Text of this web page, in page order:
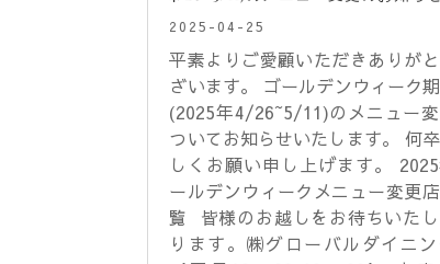
2025-04-25
平素よりご愛顧いただきありが
ざいます。 ゴールデンウィーク
(2025年4/26~5/11)のメニュー
ついてお知らせいたします。 何
しくお願い申し上げます。
ールデンウィークメニュー変更
覧 皆様のお越しをお待ちいた
ります。㈱グローバルダイニ